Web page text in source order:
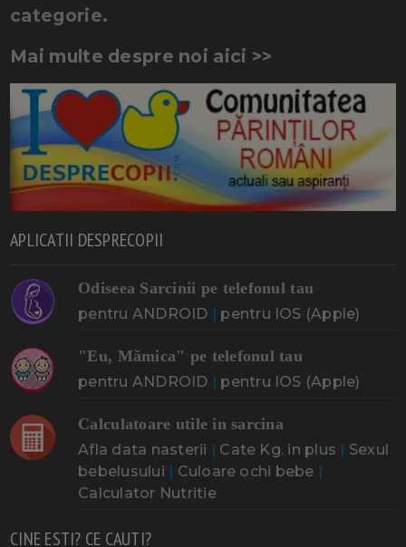
categorie.
Mai multe despre noi aici >>
APLICATII DESPRECOPII
Odiseea Sarcinii pe telefonul tau
pentru ANDROID pentru IOS (Apple)
"Eu, Mămica" pe telefonul tau
pentru ANDROID pentru IOS (Apple)
Calculatoare utile in sarcina
Afla data nasterii Cate Kg. in plus
Sexul
bebelusului
Culoare ochi bebe
Calculator Nutritie
CINE ESTI? CE CAUTI?